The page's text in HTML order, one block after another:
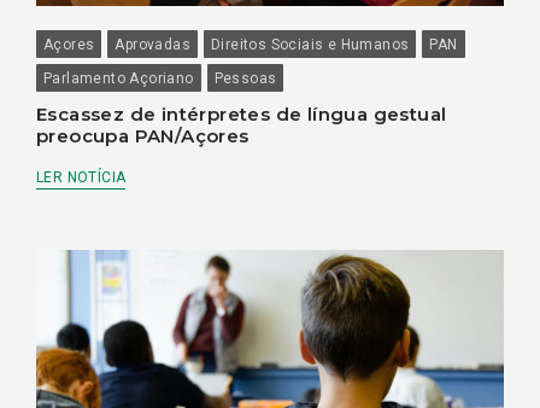
Açores Aprovadas Direitos Sociais e Humanos
PAN
Parlamento Açoriano
Pessoas
Escassez de intérpretes de língua gestual
preocupa PAN/Açores
LER NOTÍCIA